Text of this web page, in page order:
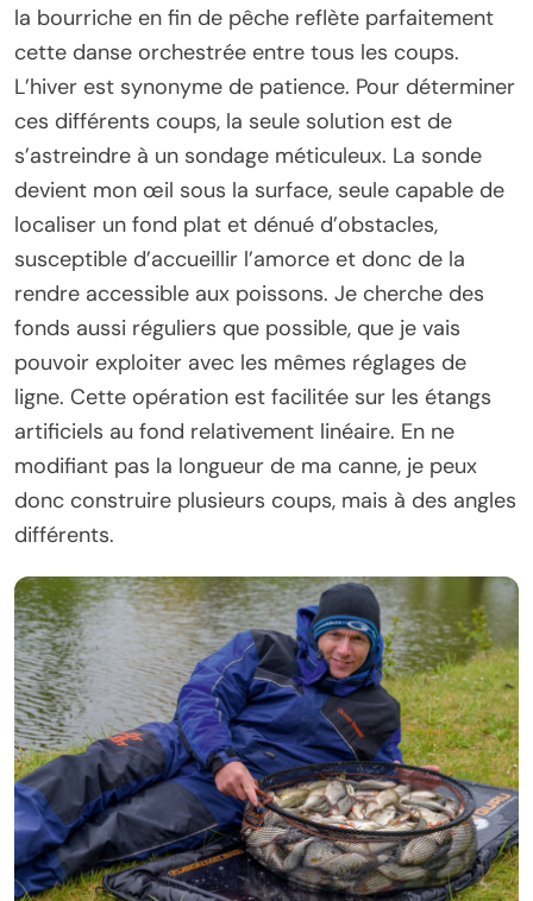
la bourriche en fin de pêche reflète parfaitement
cette danse orchestrée entre tous les coups.
L’hiver est synonyme de patience. Pour déterminer
ces différents coups, la seule solution est de
s’astreindre à un sondage méticuleux. La sonde
devient mon œil sous la surface, seule capable de
localiser un fond plat et dénué d’obstacles,
susceptible d’accueillir l’amorce et donc de la
rendre accessible aux poissons. Je cherche des
fonds aussi réguliers que possible, que je vais
pouvoir exploiter avec les mêmes réglages de
ligne. Cette opération est facilitée sur les étangs
artificiels au fond relativement linéaire. En ne
modifiant pas la longueur de ma canne, je peux
donc construire plusieurs coups, mais à des angles
différents.